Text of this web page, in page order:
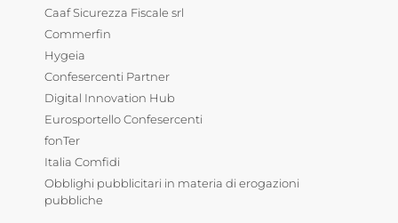
Caaf Sicurezza Fiscale srl
Commerfin
Hygeia
Confesercenti Partner
Digital Innovation Hub
Eurosportello Confesercenti
fonTer
Italia Comfidi
Obblighi pubblicitari in materia di erogazioni
pubbliche